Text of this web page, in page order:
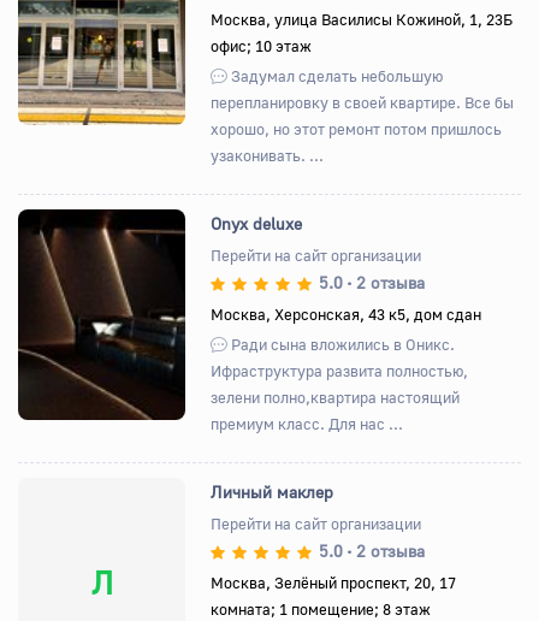
Назад ВпередМосква, улица Василисы Кожиной, 1, 23Б
офис; 10 этаж
Задумал сделать небольшую
перепланировку в своей квартире. Все бы
хорошо, но этот ремонт потом пришлось
узаконивать. ...
Назад Вперед
Onyx deluxe
Перейти на сайт организации
5.0 • 2 отзыва
Москва, Херсонская, 43 к5, дом сдан
Ради сына вложились в Оникс.
Ифраструктура развита полностью,
зелени полно,квартира настоящий
премиум класс. Для нас ...
Л
Личный маклер
Перейти на сайт организации
5.0 • 2 отзыва
Москва, Зелёный проспект, 20, 17
комната; 1 помещение; 8 этаж